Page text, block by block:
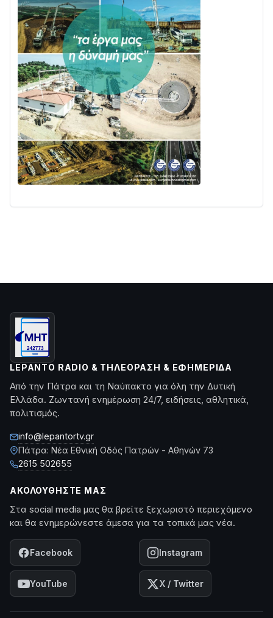
LEPANTO RADIO & ΤΗΛΕΌΡΑΣΗ & ΕΦΗΜΕΡΊΔΑ
Από την Πάτρα και τη Ναύπακτο για όλη την Δυτική
Ελλάδα. Ζωντανή ενημέρωση 24/7, ειδήσεις, αθλητικά,
πολιτισμός.
info@lepantortv.gr
Πάτρα: Νέα Εθνική Οδός Πατρών - Αθηνών 73
2615 502655
ΑΚΟΛΟΥΘΉΣΤΕ ΜΑΣ
Στα social media μας θα βρείτε ξεχωριστό περιεχόμενο
και θα ενημερώνεστε άμεσα για τα τοπικά μας νέα.
Facebook Instagram
YouTube X / Twitter